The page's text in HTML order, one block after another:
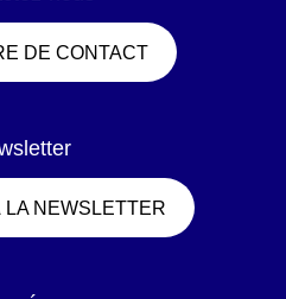
DE CONTACT
NEWSLETTER